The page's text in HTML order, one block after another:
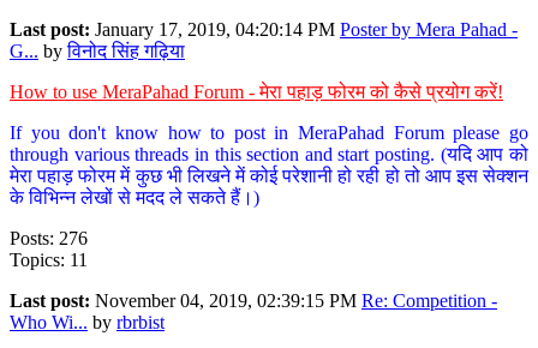
Last post: January 17, 2019, 04:20:14 PM Poster by Mera Pahad -
G... byविनोद सिंह गढ़िया
How to use MeraPahad Forum - मेरा पहाड़ फोरम को कैसे प्रयोग करें!
If you don't know how to post in MeraPahad Forum please go
through various threads in this section and start posting. (यदि आप को
मेरा पहाड़ फोरम में कुछ भी लिखने में कोई परेशानी हो रही हो तो आप इस सेक्शन
के विभिन्न लेखों से मदद ले सकते हैं।)
Posts: 276
Topics: 11
Last post: November 04, 2019, 02:39:15 PM Re: Competition -
Who Wi... by rbrbist